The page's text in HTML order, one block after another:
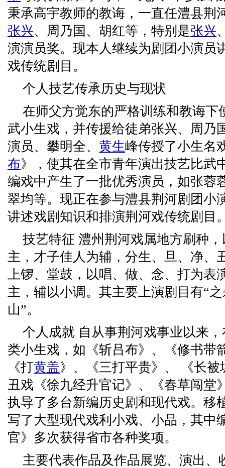
秉承高宇教师的教诲，一直任澧县荆
张兴、周乃国、胡红等，特别是张兴
演演员奖。现本人继续为剧团小演员
戏传统剧目。
个人技艺传承历史与现状
在师父方觉东的严格训练和教诲下
武小生戏，并传援给徒弟张兴、周乃
演员、攀明全、 黄生峰传授了小生名
布》，使其在全市青年演出技艺比武
编戏中产生了一批优秀演员，如张蓉
翠均等。现正在参与澧县荆河剧团小
讲述戏剧知识和排演荆河戏传统剧目
技艺特征 澧州荆河戏属地方刷种
主，才子佳人为辅，分生、旦、净、
上锣、堂鼓，以唱、做、念、打为表
主，辅以小调。其主要上演剧目有“
山”。
个人成就 自从事荆河戏事业以来
类小生戏，如《斩吕布》、《修书带
《打黄盖》、《三打平贵》、 《长
丑戏《徐九经升官记》、《春草闯堂
执导了多台新编历史剧和现代戏。移
写了大型现代戏利小戏、小品，其中
官》多次获得省市各种奖项。
主要代表作品及作品展览、演出、